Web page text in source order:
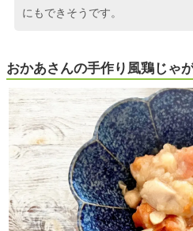
にもできそうです。
おかあさんの手作り風鶏じゃ